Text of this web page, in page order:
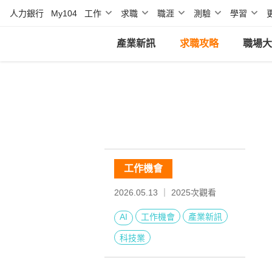
人力銀行 My104 工作 求職 職涯 測驗 學習
產業新訊 求職攻略 職場
工作機會
2026.05.13 ｜ 2025次觀看
AI 工作機會 產業新訊
科技業